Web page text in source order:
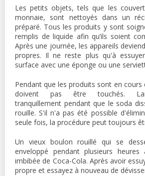
Les petits objets, tels que les
monnaie, sont nettoyés dans un
préparé. Tous les produits y sont
remplis de liquide afin qu’ils soient
Après une journée, les appareils
propres. Il ne reste plus qu'à
surface avec une éponge ou une
Pendant que les produits sont en
doivent pas être touchés.
tranquillement pendant que le soda
rouille. S'il n'a pas été possible
seule fois, la procédure peut toujours
Un vieux boulon rouillé qui se
enveloppé pendant plusieurs heures
imbibée de Coca-Cola. Après avoir
propre et essayez à nouveau de